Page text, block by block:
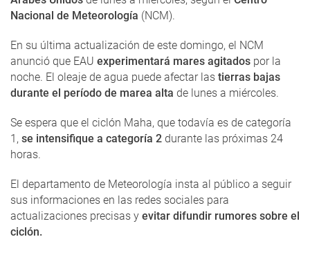
Nacional de Meteorología (NCM).
En su última actualización de este domingo, el NCM
anunció que EAU experimentará mares agitados por la
noche. El oleaje de agua puede afectar las tierras bajas
durante el período de marea alta de lunes a miércoles.
Se espera que el ciclón Maha, que todavía es de categoría
1, se intensifique a categoría 2 durante las próximas 24
horas.
El departamento de Meteorología insta al público a seguir
sus informaciones en las redes sociales para
actualizaciones precisas y evitar difundir rumores sobre el
ciclón.